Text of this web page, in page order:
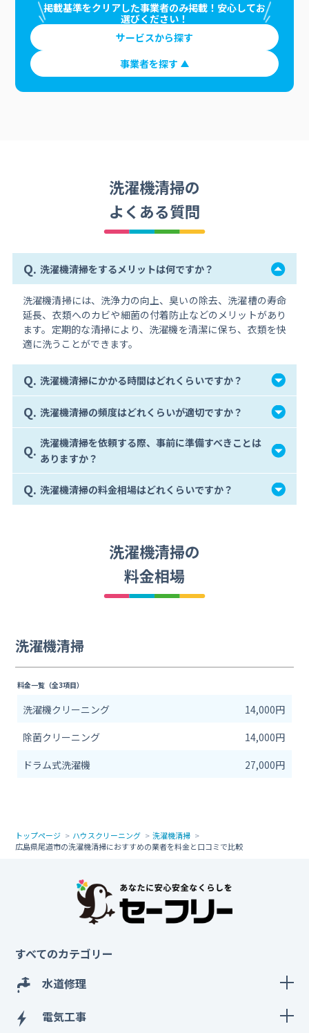
掲載基準をクリアした事業者のみ掲載！安心してお
選びください！
サービスから探す
事業者を探す
洗濯機清掃の
よくある質問
Q. 洗濯機清掃をするメリットは何ですか？
洗濯機清掃には、洗浄力の向上、臭いの除去、洗濯槽の寿命
延長、衣類へのカビや細菌の付着防止などのメリットがあり
ます。定期的な清掃により、洗濯機を清潔に保ち、衣類を快
適に洗うことができます。
Q. 洗濯機清掃にかかる時間はどれくらいですか？
Q. 洗濯機清掃の頻度はどれくらいが適切ですか？
Q. 洗濯機清掃を依頼する際、事前に準備すべきことは
ありますか？
Q. 洗濯機清掃の料金相場はどれくらいですか？
洗濯機清掃の
料金相場
洗濯機清掃
料金一覧（全3項目）
洗濯機クリーニング
14,000円
除菌クリーニング
14,000円
ドラム式洗濯機
27,000円
トップページ ハウスクリーニング
洗濯機清掃
広島県尾道市の洗濯機清掃におすすめの業者を料金と口コミで比較
すべてのカテゴリー
水道修理
電気工事